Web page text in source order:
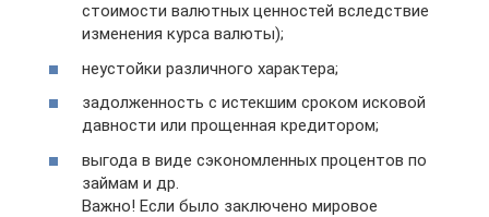
стоимости валютных ценностей вследствие
изменения курса валюты);
неустойки различного характера;
задолженность с истекшим сроком исковой
давности или прощенная кредитором;
выгода в виде сэкономленных процентов по
займам и др.
Важно! Если было заключено мировое